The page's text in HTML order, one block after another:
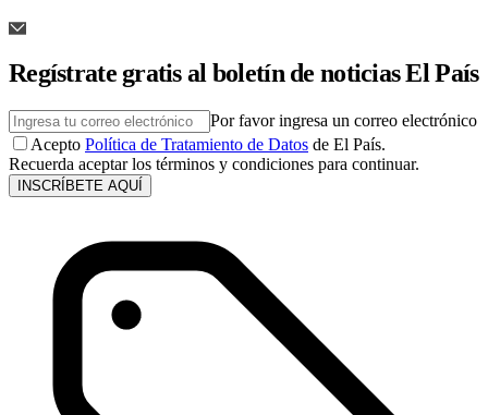
Regístrate gratis al boletín de noticias El País
Por favor ingresa un correo electrónico
Acepto Política de Tratamiento de Datos de El País.
Recuerda aceptar los términos y condiciones para continuar.
INSCRÍBETE AQUÍ